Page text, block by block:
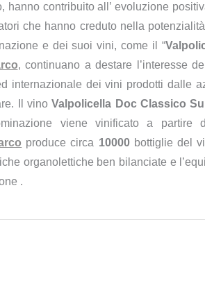
hanno contribuito all’ evoluzione
che hanno creduto nella
e dei suoi vini, come il “
, continuano a destare l’interesse
internazionale dei vini prodotti dalle
Il vinoValpolicella Doc Classico
viene vinificato a partire
produce circa 10000 bottiglie del
organolettiche ben bilanciate e
.